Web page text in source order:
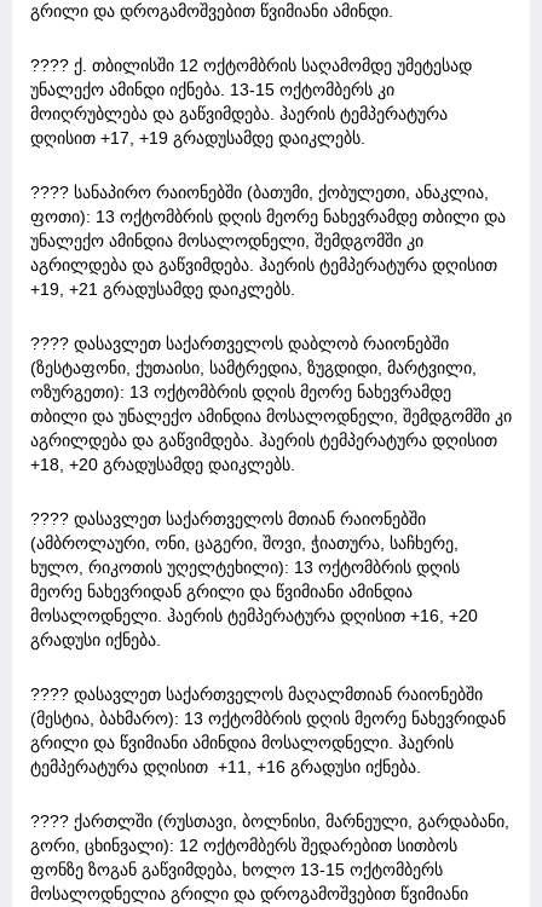
გრილი და დროგამოშვებით წვიმიანი ამინდი.
???? ქ. თბილისში 12 ოქტომბრის საღამომდე უმეტესად
უნალექო ამინდი იქნება. 13-15 ოქტომბერს კი
მოიღრუბლება და გაწვიმდება. ჰაერის ტემპერატურა
დღისით +17, +19 გრადუსამდე დაიკლებს.
???? სანაპირო რაიონებში (ბათუმი, ქობულეთი, ანაკლია,
ფოთი): 13 ოქტომბრის დღის მეორე ნახევრამდე თბილი და
უნალექო ამინდია მოსალოდნელი, შემდგომში კი
აგრილდება და გაწვიმდება. ჰაერის ტემპერატურა დღისით
+19, +21 გრადუსამდე დაიკლებს.
???? დასავლეთ საქართველოს დაბლობ რაიონებში
(ზესტაფონი, ქუთაისი, სამტრედია, ზუგდიდი, მარტვილი,
ოზურგეთი): 13 ოქტომბრის დღის მეორე ნახევრამდე
თბილი და უნალექო ამინდია მოსალოდნელი, შემდგომში კი
აგრილდება და გაწვიმდება. ჰაერის ტემპერატურა დღისით
+18, +20 გრადუსამდე დაიკლებს.
???? დასავლეთ საქართველოს მთიან რაიონებში
(ამბროლაური, ონი, ცაგერი, შოვი, ჭიათურა, საჩხერე,
ხულო, რიკოთის უღელტეხილი): 13 ოქტომბრის დღის
მეორე ნახევრიდან გრილი და წვიმიანი ამინდია
მოსალოდნელი. ჰაერის ტემპერატურა დღისით +16, +20
გრადუსი იქნება.
???? დასავლეთ საქართველოს მაღალმთიან რაიონებში
(მესტია, ბახმარო): 13 ოქტომბრის დღის მეორე ნახევრიდან
გრილი და წვიმიანი ამინდია მოსალოდნელი. ჰაერის
ტემპერატურა დღისით +11, +16 გრადუსი იქნება.
???? ქართლში (რუსთავი, ბოლნისი, მარნეული, გარდაბანი,
გორი, ცხინვალი): 12 ოქტომბერს შედარებით სითბოს
ფონზე ზოგან გაწვიმდება, ხოლო 13-15 ოქტომბერს
მოსალოდნელია გრილი და დროგამოშვებით წვიმიანი